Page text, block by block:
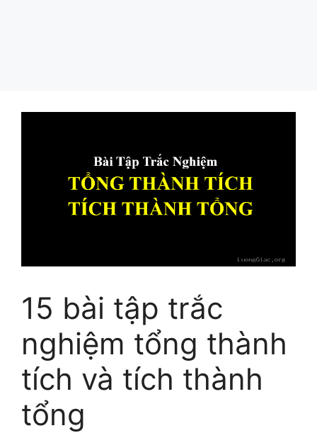
15 bài tập trắc
nghiệm tổng thành
tích và tích thành
tổng